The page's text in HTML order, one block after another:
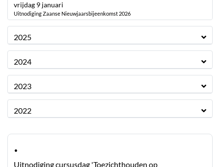
vrijdag 9 januari
Uitnodiging Zaanse Nieuwjaarsbijeenkomst 2026
2025
2024
2023
2022
·
Uitnodiging cursusdag 'Toezichthouden op